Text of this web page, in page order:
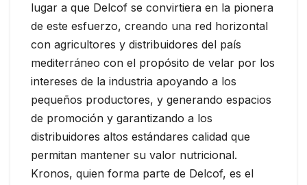
lugar a que Delcof se convirtiera en la pionera
de este esfuerzo, creando una red horizontal
con agricultores y distribuidores del país
mediterráneo con el propósito de velar por los
intereses de la industria apoyando a los
pequeños productores, y generando espacios
de promoción y garantizando a los
distribuidores altos estándares calidad que
permitan mantener su valor nutricional.
Kronos, quien forma parte de Delcof, es el